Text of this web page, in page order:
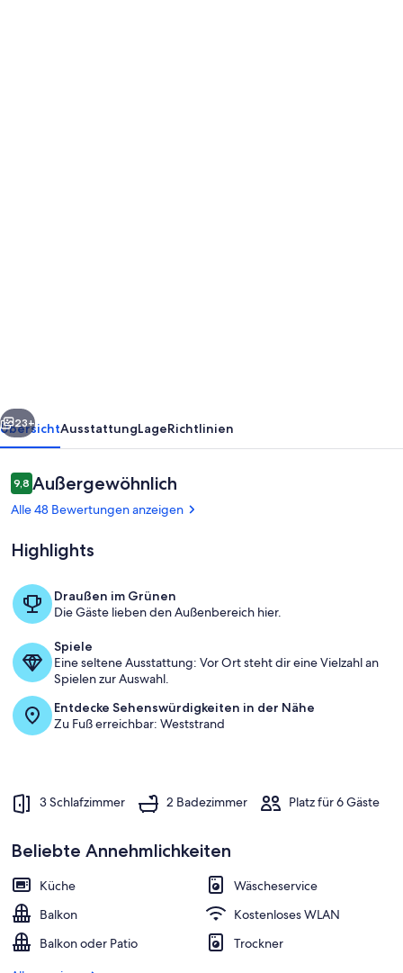
Schlafzimmern,
2
Bädern
und
Wohnbereich
Weiter
23+
ÜbersichtAusstattungLageRichtlinien
Bewertungen
9,89,8 von 10.
Außergewöhnlich
Alle 48 Bewertungen anzeigen
Highlights
Draußen im Grünen
Die Gäste lieben den Außenbereich hier.
Spiele
Eine seltene Ausstattung: Vor Ort steht dir eine Vielzahl an
Spielen zur Auswahl.
Entdecke Sehenswürdigkeiten in der Nähe
Zu Fuß erreichbar: Weststrand
3 Schlafzimmer 2 Badezimmer Platz für 6 Gäste
Beliebte Annehmlichkeiten
Küche
Wäscheservice
Balkon
Kostenloses WLAN
Balkon oder Patio
Trockner